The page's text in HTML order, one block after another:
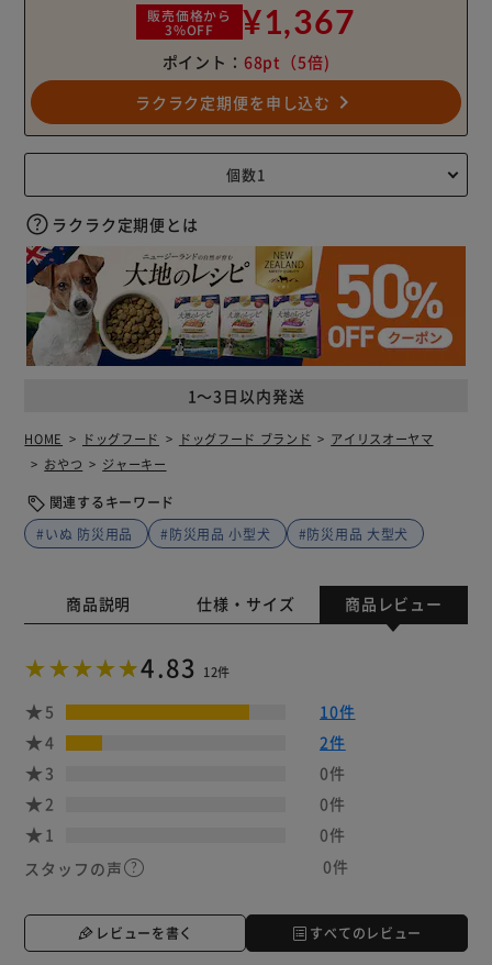
1～3日以内発送
販売価格から
3%OFF ¥1,367
ポイント： 68pt （5倍)
ラクラク定期便を申し込む navigate_next
ラクラク定期便とは
HOME ドッグフード ドッグフード ブランド
アイリスオーヤマ
おやつ
ジャーキー
関連するキーワード
#いぬ 防災用品
#防災用品 小型犬 #防災用品 大型犬
商品説明 仕様・サイズ 商品レビュー
4.83 12件
5
10件
4
2件
3
0件
2
0件
1
0件
スタッフの声
0件
レビューを書く すべてのレビュー